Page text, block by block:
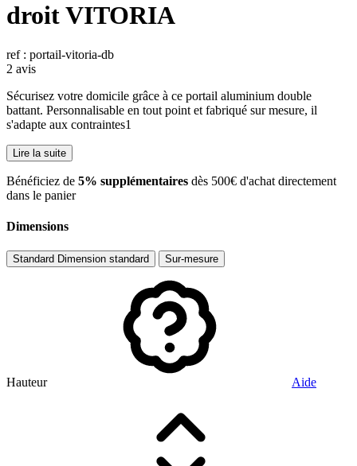
droit VITORIA
ref : portail-vitoria-db
2 avis
Sécurisez votre domicile grâce à ce portail aluminium double
battant. Personnalisable en tout point et fabriqué sur mesure, il
s'adapte aux contraintes1
Lire la suite
​Bénéficiez de 5% supplémentaires dès 500€ d'achat directement
dans le panier
Dimensions
Standard Dimension standard Sur-mesure
Hauteur Aide